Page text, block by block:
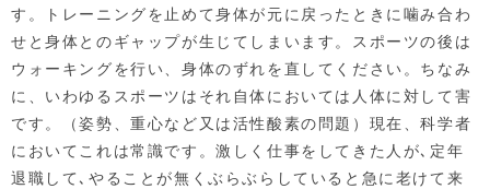
す。トレーニングを止めて身体が元に戻ったときに噛み合わ
せと身体とのギャップが生じてしまいます。スポーツの後は
ウォーキングを行い、身体のずれを直してください。ちなみ
に、いわゆるスポーツはそれ自体においては人体に対して害
です。（姿勢、重心など又は活性酸素の問題）現在、科学者
においてこれは常識です。激しく仕事をしてきた人が､定年
退職して､やることが無くぶらぶらしていると急に老けて来